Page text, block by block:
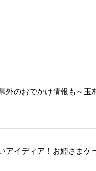
外のおでかけ情報も～玉
アイディア！お姫さまケ